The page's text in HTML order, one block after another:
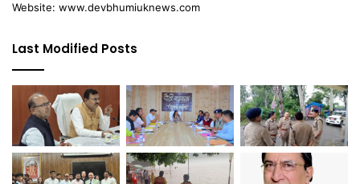
Website: www.devbhumiuknews.com
Last Modified Posts